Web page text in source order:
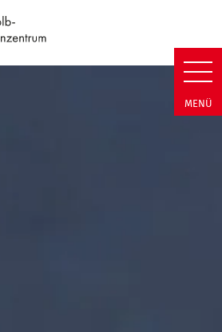
|
MENÜ